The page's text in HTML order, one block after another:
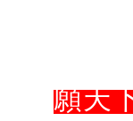
願天